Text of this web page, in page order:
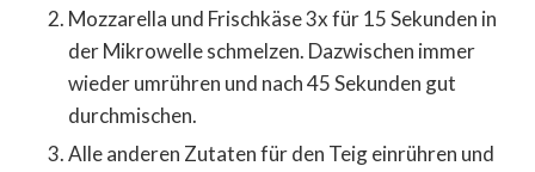
Mozzarella und Frischkäse 3x für 15 Sekunden in
der Mikrowelle schmelzen. Dazwischen immer
wieder umrühren und nach 45 Sekunden gut
durchmischen.
Alle anderen Zutaten für den Teig einrühren und